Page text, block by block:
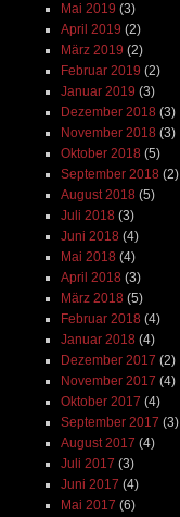
Mai 2019 (3)
April 2019 (2)
März 2019 (2)
Februar 2019 (2)
Januar 2019 (3)
Dezember 2018 (3)
November 2018 (3)
Oktober 2018 (5)
September 2018 (2)
August 2018 (5)
Juli 2018 (3)
Juni 2018 (4)
Mai 2018 (4)
April 2018 (3)
März 2018 (5)
Februar 2018 (4)
Januar 2018 (4)
Dezember 2017 (2)
November 2017 (4)
Oktober 2017 (4)
September 2017 (3)
August 2017 (4)
Juli 2017 (3)
Juni 2017 (4)
Mai 2017 (6)